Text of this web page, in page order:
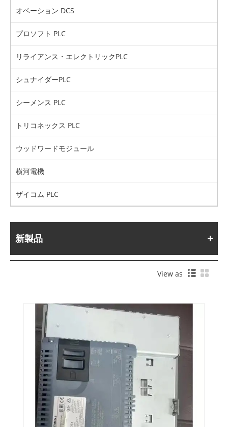
オベーション DCS
プロソフト PLC
リライアンス・エレクトリックPLC
シュナイダーPLC
シーメンス PLC
トリコネックス PLC
ウッドワードモジュール
横河電機
ザイコム PLC
新製品
View as